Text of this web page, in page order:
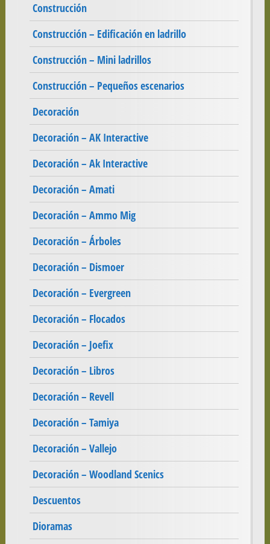
Construcción
Construcción – Edificación en ladrillo
Construcción – Mini ladrillos
Construcción – Pequeños escenarios
Decoración
Decoración – AK Interactive
Decoración – Ak Interactive
Decoración – Amati
Decoración – Ammo Mig
Decoración – Árboles
Decoración – Dismoer
Decoración – Evergreen
Decoración – Flocados
Decoración – Joefix
Decoración – Libros
Decoración – Revell
Decoración – Tamiya
Decoración – Vallejo
Decoración – Woodland Scenics
Descuentos
Dioramas